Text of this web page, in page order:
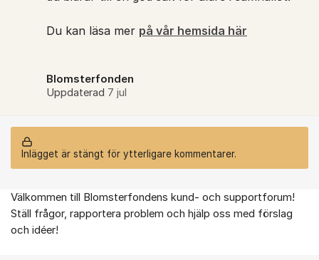
Du kan läsa mer på vår hemsida här
Blomsterfonden
Uppdaterad 7 jul
Inlägget är stängt för ytterligare kommentarer.
Om forumet
Välkommen till Blomsterfondens kund- och supportforum!
Ställ frågor, rapportera problem och hjälp oss med förslag
och idéer!